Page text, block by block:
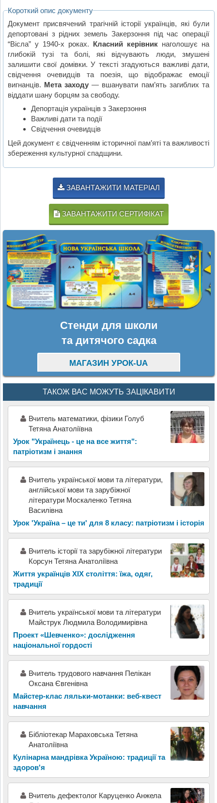
Короткий опис документу
Документ присвячений трагічній історії українців, які були
депортовані з рідних земель Закерзоння під час операції
“Вісла” у 1940-х роках. Класний керівник наголошує на
глибокій тузі та болі, які відчувають люди, змушені
залишити свої домівки. У тексті згадуються важливі дати,
свідчення очевидців та поезія, що відображає емоції
вигнанців. Мета заходу — вшанувати пам’ять загиблих та
віддати шану борцям за свободу.
Депортація українців з Закерзоння
Важливі дати та події
Свідчення очевидців
Цей документ є свідченням історичної пам’яті та важливості
збереження культурної спадщини.
ЗАВАНТАЖИТИ МАТЕРІАЛ
ЗАВАНТАЖИТИ СЕРТИФІКАТ
Стенди для школи
та дитячого садка
МАГАЗИН УРОК-UA
ТАКОЖ ВАС МОЖУТЬ ЗАЦІКАВИТИ
Вчитель математики, фізики Голуб
Тетяна Анатоліївна
Урок "Українець - це на все життя":
патріотизм і знання
Вчитель української мови та літератури,
англійської мови та зарубіжної
літератури Москаленко Тетяна
Василівна
Урок 'Україна – це ти' для 8 класу: патріотизм і історія
Вчитель історії та зарубіжної літератури
Корсун Тетяна Анатоліївна
Життя українців ХІХ століття: їжа, одяг,
традиції
Вчитель української мови та літератури
Майструк Людмила Володимирівна
Проект «Шевченко»: дослідження
національної гордості
Вчитель трудового навчання Пелікан
Оксана Євгенівна
Майстер-клас ляльки-мотанки: веб-квест
навчання
Бібліотекар Мараховська Тетяна
Анатоліївна
Кулінарна мандрівка Україною: традиції та
здоров'я
Вчитель дефектолог Каруценко Анжела